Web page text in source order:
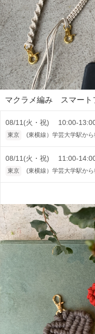
マクラメ編み スマート
08/11(火・祝) 10:00-
東京 (東横線）学芸大学駅か
08/11(火・祝) 11:00-
東京 (東横線）学芸大学駅か